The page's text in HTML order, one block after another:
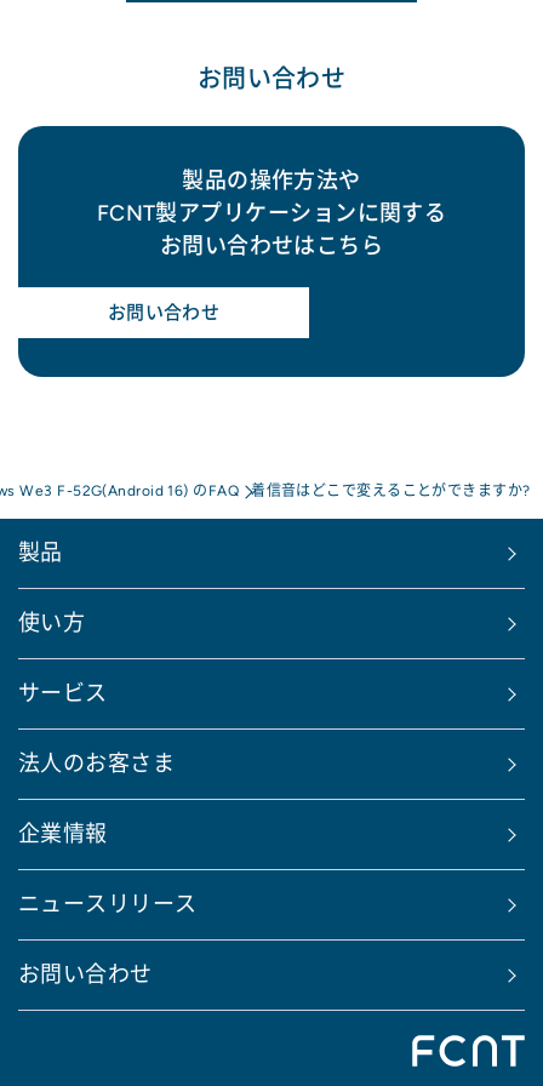
お問い合わせ
製品の操作方法や
FCNT製アプリケーションに関する
お問い合わせはこちら
お問い合わせ
We3 F-52G(Android 16) のFAQ 着信音はどこで変えることができますか?
製品
使い方
サービス
法人のお客さま
企業情報
ニュースリリース
お問い合わせ